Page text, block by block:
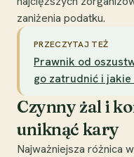
zaniżenia podatku.
PRZECZYTAJ TEŻ
Prawnik od
go zatrudnić i
Czynny żal i
uniknąć kary
Najważniejsza różnica